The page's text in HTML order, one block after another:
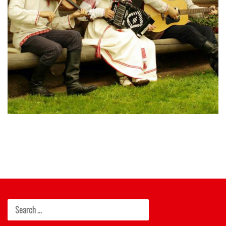
KIIORA